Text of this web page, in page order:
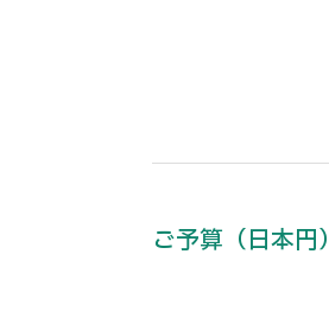
ご予算（日本円）